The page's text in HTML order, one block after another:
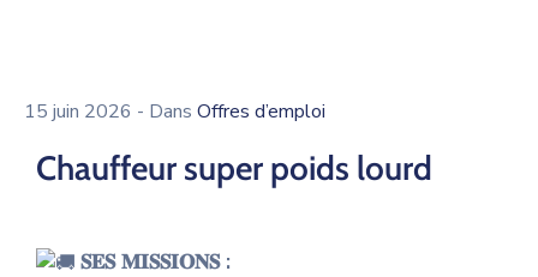
15 juin 2026 - Dans Offres d’emploi
Chauffeur super poids lourd
𝐒𝐄𝐒 𝐌𝐈𝐒𝐒𝐈𝐎𝐍𝐒 :